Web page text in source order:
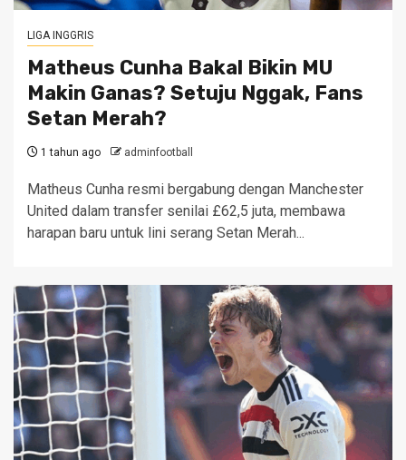
LIGA INGGRIS
Matheus Cunha Bakal Bikin MU
Makin Ganas? Setuju Nggak, Fans
Setan Merah?
1 tahun ago adminfootball
Matheus Cunha resmi bergabung dengan Manchester
United dalam transfer senilai £62,5 juta, membawa
harapan baru untuk lini serang Setan Merah...